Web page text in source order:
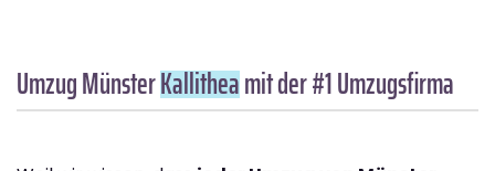
Umzug MünsterKallitheamit der #1 Umzugsfirma